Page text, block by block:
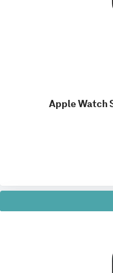
Apple Watch